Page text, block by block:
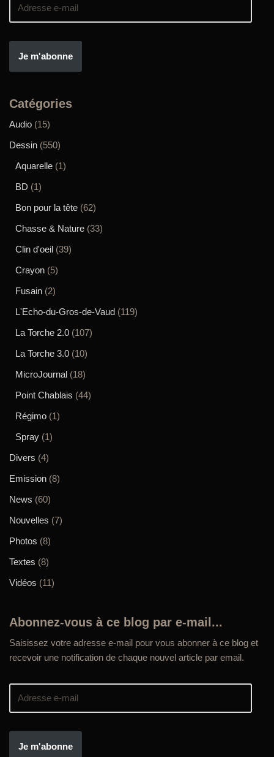
Je m'abonne
Catégories
Audio (15)
Dessin (550)
Aquarelle (1)
BD (1)
Bon pour la tête (62)
Chasse & Nature (33)
Clin d'oeil (39)
Crayon (5)
Fusain (2)
L'Echo-du-Gros-de-Vaud (119)
La Torche 2.0 (107)
La Torche 3.0 (10)
MicroJournal (18)
Point Chablais (44)
Régimo (1)
Spray (1)
Divers (4)
Emission (8)
News (60)
Nouvelles (7)
Photos (8)
Textes (8)
Vidéos (11)
Abonnez-vous à ce blog par e-mail...
Saisissez votre adresse e-mail pour vous abonner à ce blog et
recevoir une notification de chaque nouvel article par email.
Je m'abonne